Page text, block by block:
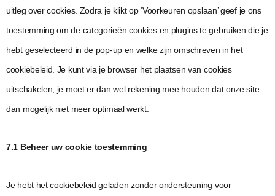
uitleg over cookies. Zodra je klikt op ‘Voorkeuren opslaan’ geef je ons
toestemming om de categorieën cookies en plugins te gebruiken die je
hebt geselecteerd in de pop-up en welke zijn omschreven in het
cookiebeleid. Je kunt via je browser het plaatsen van cookies
uitschakelen, je moet er dan wel rekening mee houden dat onze site
dan mogelijk niet meer optimaal werkt.
7.1 Beheer uw cookie toestemming
Je hebt het cookiebeleid geladen zonder ondersteuning voor